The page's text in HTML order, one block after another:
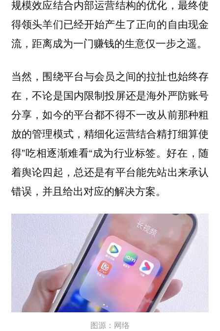
规模效应结合内部运营结构的优化，最终使
得领头羊们已经开始产生了正向的自由现金
流，距离成为一门赚钱的生意仅一步之遥。
当然，围绕平台与会员之间的拉扯也始终存
在，不论是国内限制投屏还是海外严防账号
分享，如今的平台都不得不一改从前那种粗
放的管理模式，精细化运营结合精打细算使
得”吃相逐渐难看“成为行业标签。好在，随
着舆论四起，总还是有平台能先站出来承认
错误，并且给出对应的解决方案。
图源：网络